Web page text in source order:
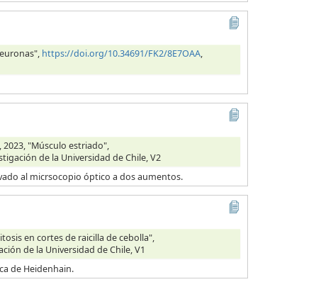
https://doi.org/10.34691/FK2/8E7OAA,
2023, "Músculo estriado",
de la Universidad de Chile, V2
al micrsocopio óptico a dos aumentos.
en cortes de raicilla de cebolla",
de la Universidad de Chile, V1
de Heidenhain.